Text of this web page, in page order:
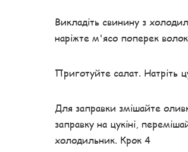
Викладіть свинину з
наріжте м'ясо поперек
Приготуйте салат. Натріть
Для заправки змішайте
заправку на цукіні,
холодильник. Крок 4